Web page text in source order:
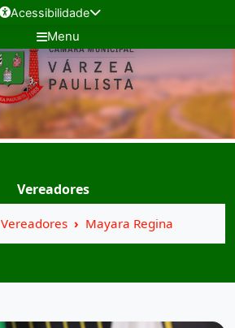
Acessibilidade
Menu
Vereadores
Vereadores Mayara Regina